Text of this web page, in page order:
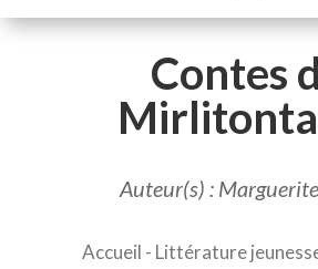
Contes
Auteur(s) :
Accueil - Littérature